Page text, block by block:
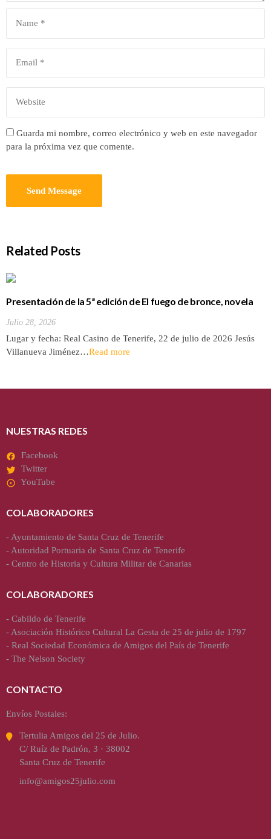
Guarda mi nombre, correo electrónico y web en este navegador
para la próxima vez que comente.
Related Posts
Presentación de la 5ª edición de El fuego de bronce, novela
Julio 28, 2026
Lugar y fecha: Real Casino de Tenerife, 22 de julio de 2026 Jesús
Villanueva Jiménez…Read more
NUESTRAS REDES
Facebook
Twitter
YouTube
COLABORADORES
-Ayuntamiento de Santa Cruz de Tenerife
-Autoridad Portuaria de Santa Cruz de Tenerife
- Centro de Historia y Cultura Militar de Canarias
COLABORADORES
- Cabildo de Tenerife
-Asociación Histórico Cultural La Gesta de 25 de julio de 1797
- Real Sociedad Económica de Amigos del País de Tenerife
- The Nelson Society
CONTACTO
Envíos Postales:
Tertulia Amigos del 25 de Julio.
C/ Ruíz de Padrón, 3 · 38002
Santa Cruz de Tenerife
info@amigos25julio.com